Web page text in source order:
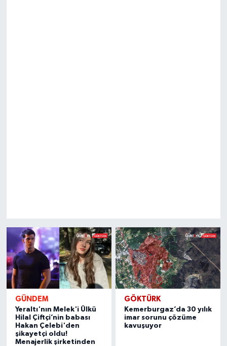
GÜNDEM
Yeraltı'nın Melek'i Ülkü
Hilal Çiftçi’nin babası
Hakan Çelebi'den
şikayetçi oldu!
Menajerlik şirketinden
GÖKTÜRK
Kemerburgaz’da 30 yılık
imar sorunu çözüme
kavuşuyor